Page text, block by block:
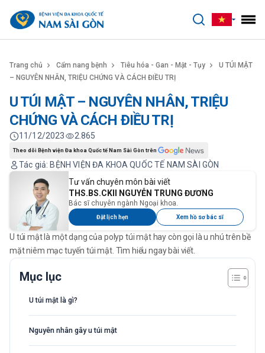
Trang chủ Cẩm nang bệnh Tiêu hóa - Gan - Mật - Tụy
U TÚI MẬT
– NGUYÊN NHÂN, TRIỆU CHỨNG VÀ CÁCH ĐIỀU TRỊ
U TÚI MẬT – NGUYÊN NHÂN, TRIỆU
CHỨNG VÀ CÁCH ĐIỀU TRỊ
Tác giả: BỆNH VIỆN ĐA KHOA QUỐC TẾ NAM SÀI GÒN
11/12/2023 2.865
Theo dõi Bệnh viện Đa khoa Quốc tế Nam Sài Gòn trên
U túi mật là một dạng của polyp túi mật hay còn gọi là u nhú trên bề
mặt niêm mạc tuyến túi mật. Tìm hiểu ngay bài viết.
Tư vấn chuyên môn bài viết
THS.BS.CKII NGUYỄN TRUNG ĐƯƠNG
Bác sĩ chuyên ngành Ngoại khoa.
Đặt lịch hẹn Xem hồ sơ bác sĩ
Mục lục
U túi mật là gì?
Nguyên nhân gây u túi mật